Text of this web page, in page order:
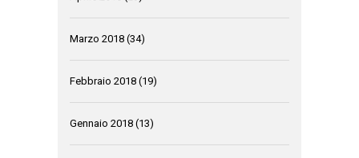
Marzo 2018 (34)
Febbraio 2018 (19)
Gennaio 2018 (13)